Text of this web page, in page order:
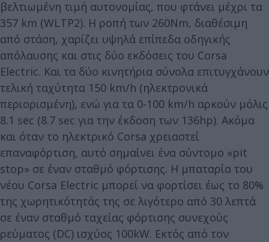
βελτιωμένη τιμή αυτονομίας, που φτάνει μέχρι τα
357 km (WLTP2). Η ροπή των 260Nm, διαθέσιμη
από στάση, χαρίζει υψηλά επίπεδα οδηγικής
απόλαυσης και στις δύο εκδόσεις του Corsa
Electric. Και τα δύο κινητήρια σύνολα επιτυγχάνουν
τελική ταχύτητα 150 km/h (ηλεκτρονικά
περιορισμένη), ενώ για τα 0-100 km/h αρκούν μόλις
8.1 sec (8.7 sec για την έκδοση των 136hp). Ακόμα
και όταν το ηλεκτρικό Corsa χρειαστεί
επαναφόρτιση, αυτό σημαίνει ένα σύντομο «pit
stop» σε έναν σταθμό φόρτισης. Η μπαταρία του
νέου Corsa Electric μπορεί να φορτίσει έως το 80%
της χωρητικότητάς της σε λιγότερο από 30 λεπτά
σε έναν σταθμό ταχείας φόρτισης συνεχούς
ρεύματος (DC) ισχύος 100kW. Εκτός από τον